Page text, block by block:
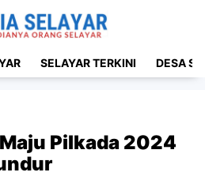
SELAYAR TERKINI DESA
Pilkada 2024